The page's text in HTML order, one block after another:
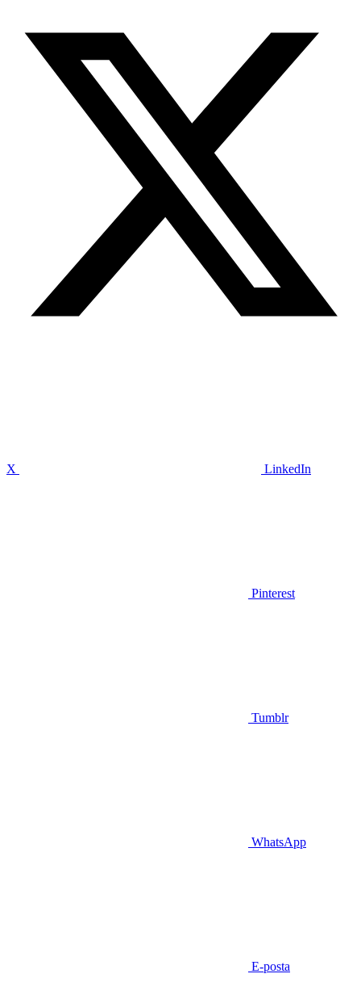
X LinkedIn
Pinterest
Tumblr
WhatsApp
E-posta